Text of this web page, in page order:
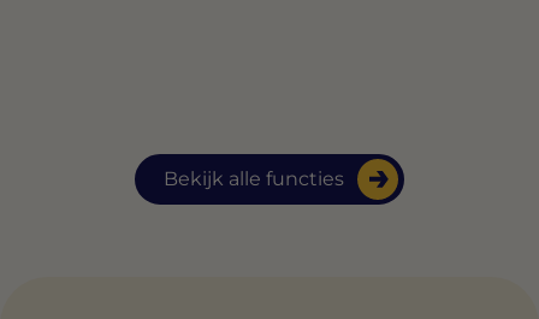
Bekijk alle functies